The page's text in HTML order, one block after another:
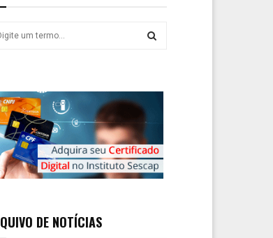
E
R
C
DE NOTÍCIAS